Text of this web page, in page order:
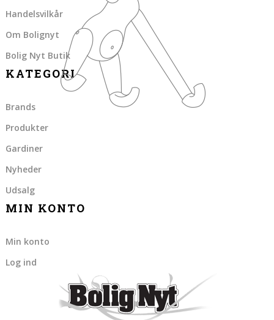
Handelsvilkår
Om Bolignyt
Bolig Nyt Butik
KATEGORI
Brands
Produkter
Gardiner
Nyheder
Udsalg
MIN KONTO
Min konto
Log ind